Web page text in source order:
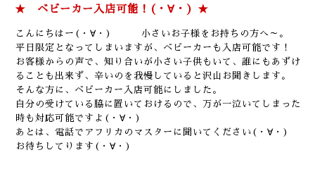
★ ベビーカー入店可能！(・∀・) ★
こんにちはー(・∀・) 小さいお子様をお持ちの方へ～。
平日限定となってしまいますが、ベビーカーも入店可能です！
お客様からの声で、知り合いが小さい子供もいて、誰にもあずけ
ることも出来ず、辛いのを我慢していると沢山お聞きします。
そんな方に、ベビーカー入店可能にしました。
自分の受けている脇に置いておけるので、万が一泣いてしまった
時も対応可能ですよ(・∀・)
あとは、電話でアフリカのマスターに聞いてください(・∀・)
お待ちしてります(・∀・)